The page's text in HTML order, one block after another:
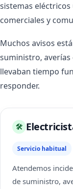
sistemas
comerciales y
Muchos avisos
suministro,
llevaban tiempo
responder.
🛠
Servicio habitual
Atendemos
de suministro,